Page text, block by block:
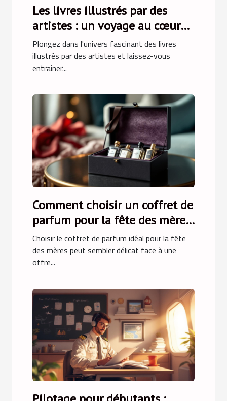
Les livres illustrés par des
artistes : un voyage au cœur
de l'art
Plongez dans l'univers fascinant des livres
illustrés par des artistes et laissez-vous
entraîner...
Comment choisir un coffret de
parfum pour la fête des mères
?
Choisir le coffret de parfum idéal pour la fête
des mères peut sembler délicat face à une
offre...